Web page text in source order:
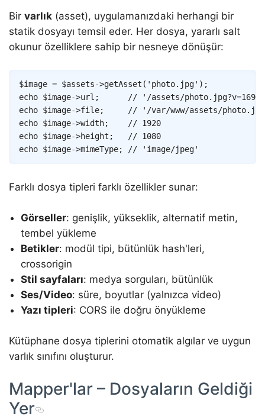
Bir varlık (asset), uygulamanızdaki herhangi bir
statik dosyayı temsil eder. Her dosya, yararlı salt
okunur özelliklere sahip bir nesneye dönüşür:
$image = $assets->getAsset ( 'photo.jpg' ) ;
echo $image->url ;
// '/assets/
echo $image->file;
// '/var/www/assets/
echo $image->width;
// 1920
echo $image->height ;
// 1080
echo $image->mimeType; // 'image/jpeg'
Farklı dosya tipleri farklı özellikler sunar:
Görseller: genişlik, yükseklik, alternatif metin,
tembel yükleme
Betikler: modül tipi, bütünlük hash'leri,
crossorigin
Stil sayfaları: medya sorguları, bütünlük
Ses/Video: süre, boyutlar (yalnızca video)
Yazı tipleri: CORS ile doğru önyükleme
Kütüphane dosya tiplerini otomatik algılar ve uygun
varlık sınıfını oluşturur.
Mapper'lar – Dosyaların Geldiği
Yer